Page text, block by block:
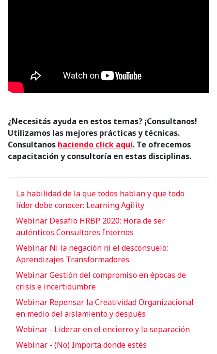
¿Necesitás ayuda en estos temas? ¡Consultanos!
Utilizamos las mejores prácticas y técnicas.
Consultanos haciendo click aquí. Te ofrecemos
capacitación y consultoría en estas disciplinas.
La habilidad de la que todos hablan y que todo
líder debe conocer: Learning Agility
Webinar Desafío HRBP 2020: Hora de ser
auténticos Consultores Internos
Webinar Ni la negación ni el desconsuelo:
Aprendizajes Transformadores
Webinar Gestión del compromiso en épocas de
crisis e incertidumbre
Webinar Repensar la Creatividad Organizacional
en medio del aislamiento y después
Webinar - Liderar en el encierro y la separación
Webinar - (No) Importa donde estés